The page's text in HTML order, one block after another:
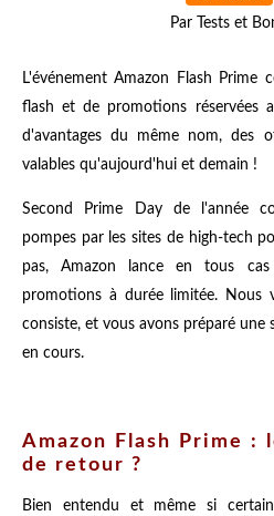
Par Tests et
L'événement Amazon Flash Prime
flash et de promotions réservées
d'avantages du même nom, des
valables qu'aujourd'hui et demain !
Second Prime Day de l'année
pompes par les sites de high-tech
pas, Amazon lance en tous
promotions à durée limitée. Nous
consiste, et vous avons préparé une
en cours.
Amazon Flash Prime :
de retour ?
Bien entendu et même si